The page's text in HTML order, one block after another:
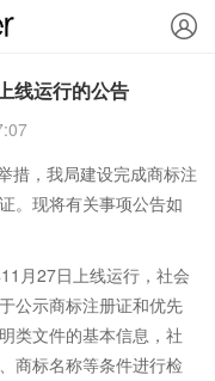
线运行的公告
措，我局建设完成商标注
。现将有关事项公告如
月27日上线运行，社会
公示商标注册证和优先
类文件的基本信息，社
商标名称等条件进行检